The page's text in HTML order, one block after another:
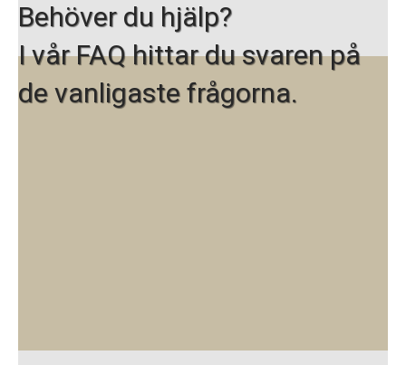
Behöver du hjälp?
I vår FAQ hittar du svaren på
de vanligaste frågorna.